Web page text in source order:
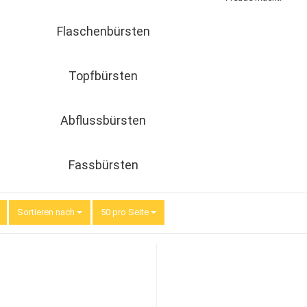
Flaschenbürsten
Topfbürsten
Abflussbürsten
Fassbürsten
Sortieren nach
Sortieren nach 50 pro Seite
pro Seite